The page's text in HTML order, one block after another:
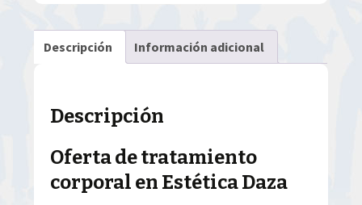
Descripción Información adicional
Descripción
Oferta de tratamiento
corporal en Estética Daza